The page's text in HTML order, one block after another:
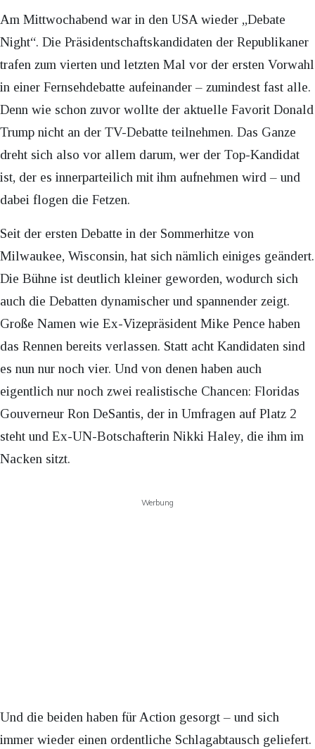
Am Mittwochabend war in den USA wieder „Debate
Night“. Die Präsidentschaftskandidaten der Republikaner
trafen zum vierten und letzten Mal vor der ersten Vorwahl
in einer Fernsehdebatte aufeinander – zumindest fast alle.
Denn wie schon zuvor wollte der aktuelle Favorit Donald
Trump nicht an der TV-Debatte teilnehmen. Das Ganze
dreht sich also vor allem darum, wer der Top-Kandidat
ist, der es innerparteilich mit ihm aufnehmen wird – und
dabei flogen die Fetzen.
Seit der ersten Debatte in der Sommerhitze von
Milwaukee, Wisconsin, hat sich nämlich einiges geändert.
Die Bühne ist deutlich kleiner geworden, wodurch sich
auch die Debatten dynamischer und spannender zeigt.
Große Namen wie Ex-Vizepräsident Mike Pence haben
das Rennen bereits verlassen. Statt acht Kandidaten sind
es nun nur noch vier. Und von denen haben auch
eigentlich nur noch zwei realistische Chancen: Floridas
Gouverneur Ron DeSantis, der in Umfragen auf Platz 2
steht und Ex-UN-Botschafterin Nikki Haley, die ihm im
Nacken sitzt.
Werbung
Und die beiden haben für Action gesorgt – und sich
immer wieder einen ordentliche Schlagabtausch geliefert.